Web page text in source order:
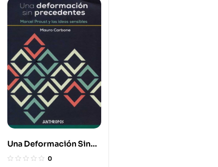
Una Deformación Sin
Precedentes Marcel
0